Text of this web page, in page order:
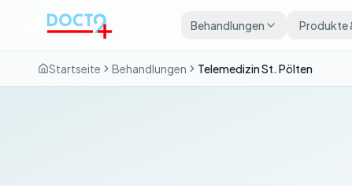
Behandlungen
Produkte
Startseite Behandlungen Telemedizin St. Pölten